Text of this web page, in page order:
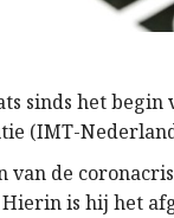
sinds het begin
(IMT-
van de
Hierin is hij het